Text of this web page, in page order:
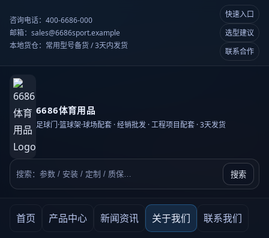
咨询电话：400-6686-000
邮箱：sales@6686sport.example
本地货仓：常用型号备货 / 3天内发货
快速入口
选型建议
联系合作
6686体育用品
足球门·篮球架·球场配套 · 经销批发 · 工程项目配套 · 3天发货
站内搜索
搜索
首页 产品中心 新闻资讯 关于我们 联系我们